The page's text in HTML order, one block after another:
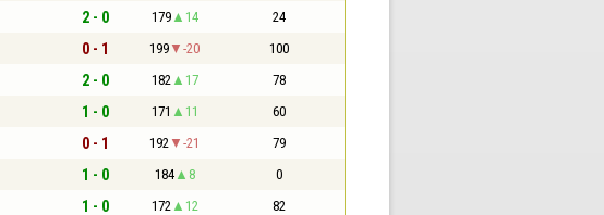
2 - 0 179 14 24
0 - 1 199 -20 100
2 - 0 182 17 78
1 - 0 171 11 60
0 - 1 192 -21 79
1 - 0 184 8 0
1 - 0 172 12 82